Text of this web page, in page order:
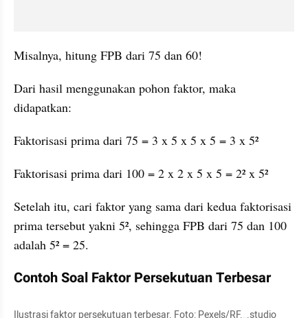
Misalnya, hitung FPB dari 75 dan 60!
Dari hasil menggunakan pohon faktor, maka
didapatkan:
Faktorisasi prima dari 75 = 3 x 5 x 5 x 5 = 3 x 5²
Faktorisasi prima dari 100 = 2 x 2 x 5 x 5 = 2² x 5²
Setelah itu, cari faktor yang sama dari kedua faktorisasi
prima tersebut yakni 5², sehingga FPB dari 75 dan 100
adalah 5² = 25.
Contoh Soal Faktor Persekutuan Terbesar
Ilustrasi faktor persekutuan terbesar. Foto: Pexels/RF._.studio